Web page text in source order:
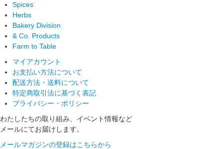
Spices
Herbs
Bakery Division
& Co. Products
Farm to Table
マイアカウント
お支払い方法について
配送方法・送料について
特定商取引法に基づく表記
プライバシー・ポリシー
わたしたちの取り組み、イベント情報など
メールにてお届けします。
メールマガジンの登録はこちらから